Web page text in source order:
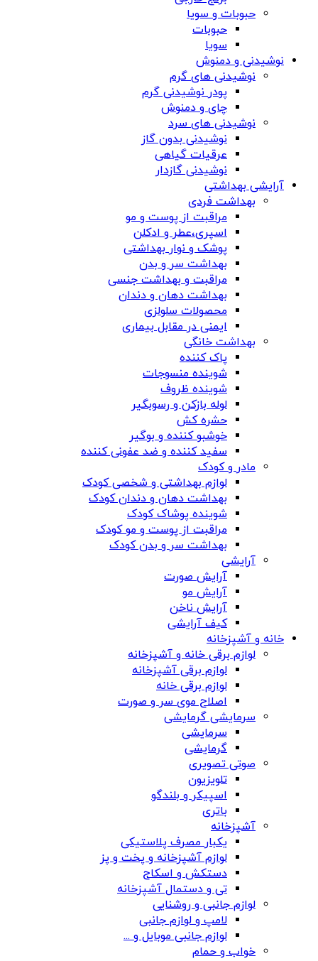
حبوبات و سویا
حبوبات
سویا
نوشیدنی و دمنوش
نوشیدنی های گرم
پودر نوشیدنی گرم
چای و دمنوش
نوشیدنی های سرد
نوشیدنی بدون گاز
عرقیات گیاهی
نوشیدنی گازدار
آرایشی بهداشتی
بهداشت فردی
مراقبت از پوست و مو
اسپری،عطر و ادکلن
پوشک و نوار بهداشتی
بهداشت سر و بدن
مراقبت و بهداشت جنسی
بهداشت دهان و دندان
محصولات سلولزی
ایمنی در مقابل بیماری
بهداشت خانگی
پاک کننده
شوینده منسوجات
شوینده ظروف
لوله بازکن و رسوبگیر
حشره کش
خوشبو کننده و بوگیر
سفید کننده و ضد عفونی کننده
مادر و کودک
لوازم بهداشتی و شخصی کودک
بهداشت دهان و دندان کودک
شوینده پوشاک کودک
مراقبت از پوست و مو کودک
بهداشت سر و بدن کودک
آرایشی
آرایش صورت
آرایش مو
آرایش ناخن
کیف آرایشی
خانه و آشپزخانه
لوازم برقی خانه و آشپزخانه
لوازم برقی آشپزخانه
لوازم برقی خانه
اصلاح موی سر و صورت
سرمایشی گرمایشی
سرمایشی
گرمایشی
صوتی تصویری
تلویزیون
اسپیکر و بلندگو
باتری
آشپزخانه
یکبار مصرف پلاستیکی
لوازم آشپزخانه و پخت و پز
دستکش و اسکاج
تی و دستمال آشپزخانه
لوازم جانبی و روشنایی
لامپ و لوازم جانبی
لوازم جانبی موبایل و ...
خواب و حمام